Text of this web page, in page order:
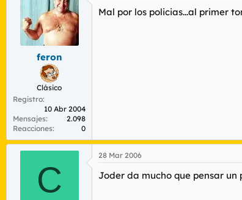
feron
Clásico
Registro
10 Abr 2004
Mensajes
2.098
Reacciones
0
Mal por los policias...al primer
C
28 Mar 2006
Joder da mucho que pensar un